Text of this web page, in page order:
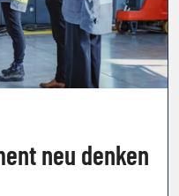
neu denken